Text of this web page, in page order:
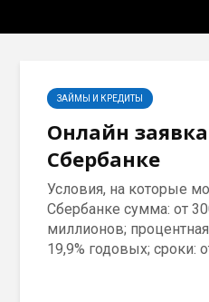
ЗАЙМЫ И КРЕДИТЫ
Онлайн
Сбербанке
Условия, на которые
Сбербанке сумма: от
миллионов;
19,9% годовых; сроки: